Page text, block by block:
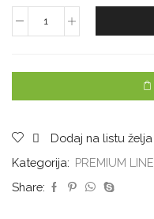
Dodaj na listu želja
Kategorija: PREMIUM LINE
Share: